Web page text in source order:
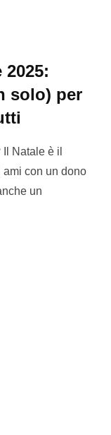
2025:
solo) per
Natale è il
ami con un dono
un